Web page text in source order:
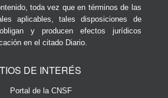
toda vez que en términos de las
aplicables, tales disposiciones de
y producen efectos jurídicos
en el citado Diario.
DE INTERÉS
Portal de la CNSF